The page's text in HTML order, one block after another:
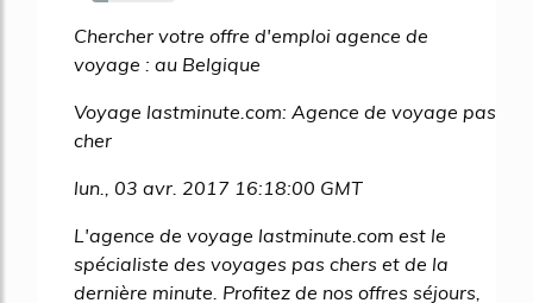
20%
Chercher votre offre d'emploi agence de
voyage : au Belgique
Voyage lastminute.com: Agence de voyage pas
cher
lun., 03 avr. 2017 16:18:00 GMT
L'agence de voyage lastminute.com est le
spécialiste des voyages pas chers et de la
dernière minute. Profitez de nos offres séjours,